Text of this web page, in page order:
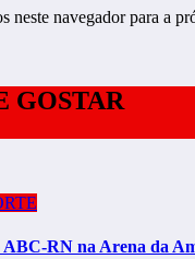
neste navegador para a
GOSTAR
RN na Arena da